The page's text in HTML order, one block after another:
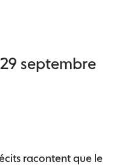
septembre
racontent que le